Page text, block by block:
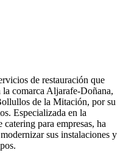
de restauración que
la comarca Aljarafe-Doñana,
de la Mitación, por su
Especializada en la
para empresas, ha
sus instalaciones y